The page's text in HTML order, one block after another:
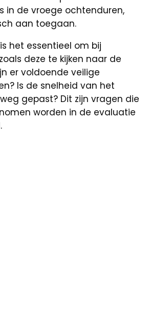
in de vroege ochtenduren,
aan toegaan.
het essentieel om bij
deze te kijken naar de
er voldoende veilige
Is de snelheid van het
gepast? Dit zijn vragen die
worden in de evaluatie